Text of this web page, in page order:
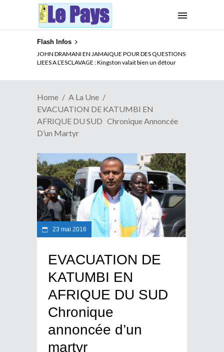
Flash Infos
JOHN DRAMANI EN JAMAIQUE POUR DES QUESTIONS
LIEES A L’ESCLAVAGE : Kingston valait bien un détour
ELECTION DE TALON A LA TETE DU SENAT BENINOIS :
Quand Patrice quitte le pouvoir sans partir !
Home
A La Une
EVACUATION DE KATUMBI EN
AFRIQUE DU SUD Chronique Annoncée
D’un Martyr
23 mai 2016
EVACUATION DE
KATUMBI EN
AFRIQUE DU SUD
Chronique
annoncée d’un
martyr